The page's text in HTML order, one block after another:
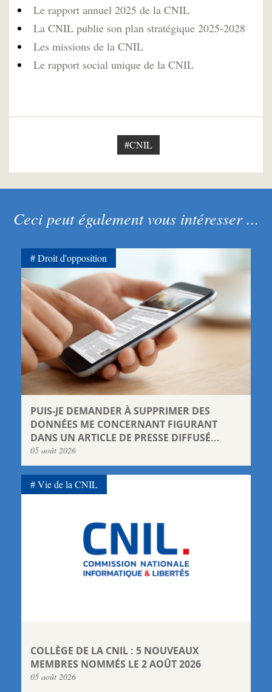
Le rapport annuel 2025 de la CNIL
La CNIL publie son plan stratégique 2025-2028
Les missions de la CNIL
Le rapport social unique de la CNIL
#CNIL
Ceci peut également vous intéresser ...
PUIS-JE DEMANDER À SUPPRIMER DES
DONNÉES ME CONCERNANT FIGURANT
DANS UN ARTICLE DE PRESSE DIFFUSÉ...
05 août 2026
Droit d'opposition
COLLÈGE DE LA CNIL : 5 NOUVEAUX
MEMBRES NOMMÉS LE 2 AOÛT 2026
05 août 2026
Vie de la CNIL